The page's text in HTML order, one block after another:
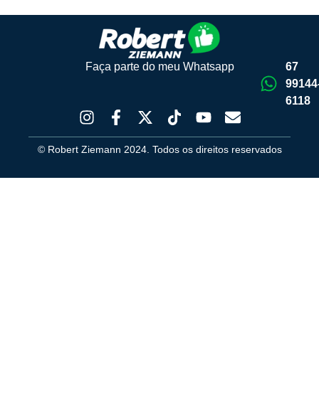
Faça parte do meu Whatsapp
67
6118
© Robert Ziemann 2024. Todos os direitos reservados